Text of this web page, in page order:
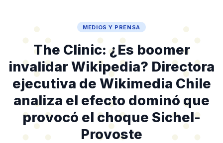
MEDIOS Y PRENSA
The Clinic: ¿Es boomer
invalidar Wikipedia? Directora
ejecutiva de Wikimedia Chile
analiza el efecto dominó que
provocó el choque Sichel-
Provoste